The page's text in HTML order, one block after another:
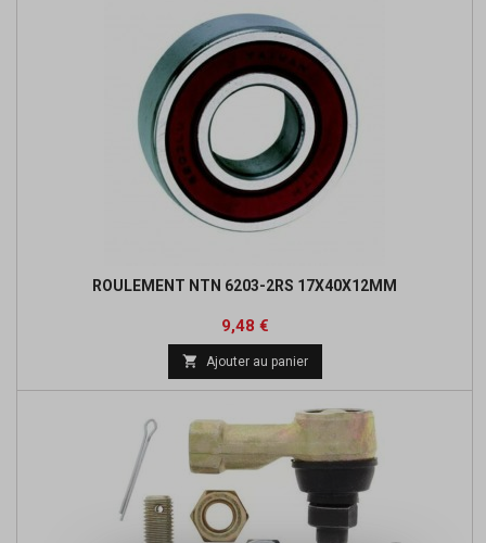
ROULEMENT NTN 6203-2RS 17X40X12MM
Prix
9,48 €Prix
base
 Ajouter au panier